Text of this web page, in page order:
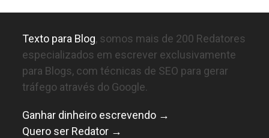
Texto para Blog, somos mais de 200 Redatores
especializados em escrever exclusivamente
para Blogs, com técnicas de SEO para gerar
tráfego através do Google.
Ganhar dinheiro escrevendo →
Quero ser Redator →